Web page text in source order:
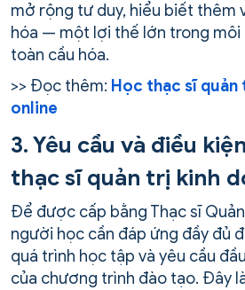
mở rộng tư duy, hiểu biết thêm
hóa — một lợi thế lớn trong
toàn cầu hóa.
>> Đọc thêm: Học thạc sĩ
online
3. Yêu cầu và điều
thạc sĩ quản trị kinh
Để được cấp bằng Thạc sĩ
người học cần đáp ứng đầy đủ
quá trình học tập và yêu cầu
của chương trình đào tạo. Đây